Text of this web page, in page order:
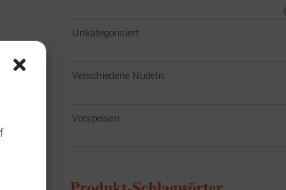
Unkategorisiert
Verschiedene Nudeln
Vorspeisen